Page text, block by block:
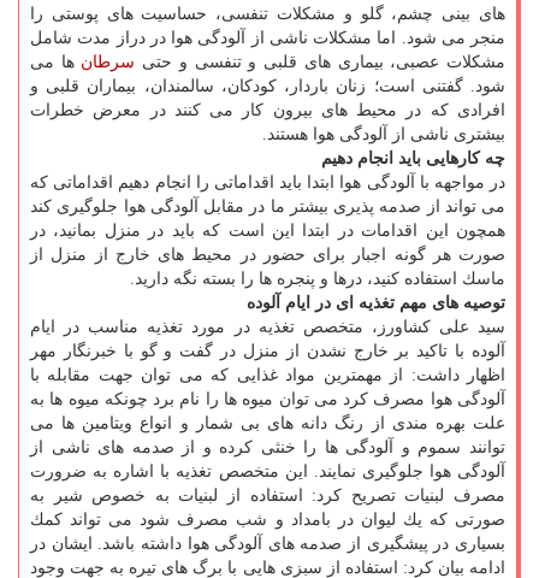
های بینی چشم، گلو و مشكلات تنفسی، حساسیت های پوستی را
منجر می شود. اما مشكلات ناشی از آلودگی هوا در دراز مدت شامل
مشكلات عصبی، بیماری های قلبی و تنفسی و حتی سرطان ها می
شود. گفتنی است؛ زنان باردار، كودكان، سالمندان، بیماران قلبی و
افرادی كه در محیط های بیرون كار می كنند در معرض خطرات
بیشتری ناشی از آلودگی هوا هستند.
چه كارهایی باید انجام دهیم
در مواجهه با آلودگی هوا ابتدا باید اقداماتی را انجام دهیم اقداماتی كه
می تواند از صدمه پذیری بیشتر ما در مقابل آلودگی هوا جلوگیری كند
همچون این اقدامات در ابتدا این است كه باید در منزل بمانید، در
صورت هر گونه اجبار برای حضور در محیط های خارج از منزل از
ماسك استفاده كنید، درها و پنجره ها را بسته نگه دارید.
توصیه های مهم تغذیه ای در ایام آلوده
سید علی كشاورز، متخصص تغذیه در مورد تغذیه مناسب در ایام
آلوده با تاكید بر خارج نشدن از منزل در گفت و گو با خبرنگار مهر
اظهار داشت: از مهمترین مواد غذایی كه می توان جهت مقابله با
آلودگی هوا مصرف كرد می توان میوه ها را نام برد چونكه میوه ها به
علت بهره مندی از رنگ دانه های بی شمار و انواع ویتامین ها می
توانند سموم و آلودگی ها را خنثی كرده و از صدمه های ناشی از
آلودگی هوا جلوگیری نمایند. این متخصص تغذیه با اشاره به ضرورت
مصرف لبنیات تصریح كرد: استفاده از لبنیات به خصوص شیر به
صورتی كه یك لیوان در بامداد و شب مصرف شود می تواند كمك
بسیاری در پیشگیری از صدمه های آلودگی هوا داشته باشد. ایشان در
ادامه بیان كرد: استفاده از سبزی هایی با برگ های تیره به جهت وجود